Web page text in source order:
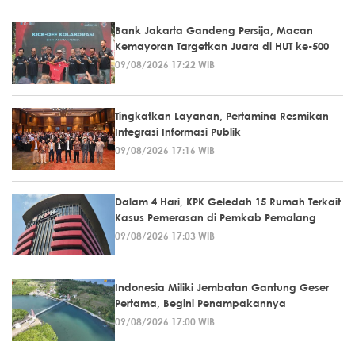
Bank Jakarta Gandeng Persija, Macan
Kemayoran Targetkan Juara di HUT ke-500
09/08/2026 17:22 WIB
Tingkatkan Layanan, Pertamina Resmikan
Integrasi Informasi Publik
09/08/2026 17:16 WIB
Dalam 4 Hari, KPK Geledah 15 Rumah Terkait
Kasus Pemerasan di Pemkab Pemalang
09/08/2026 17:03 WIB
Indonesia Miliki Jembatan Gantung Geser
Pertama, Begini Penampakannya
09/08/2026 17:00 WIB